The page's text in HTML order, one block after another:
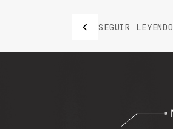
SEGUIR LEYENDO